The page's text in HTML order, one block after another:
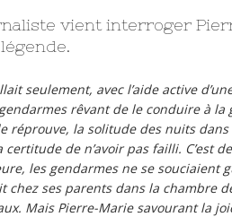
vient interroger
seulement, avec l’aide active
rêvant de le conduire à
réprouve, la solitude des nuits
de n’avoir pas failli. C’est
les gendarmes ne se souciaient
chez ses parents dans la chambre
Mais Pierre-Marie savourant la